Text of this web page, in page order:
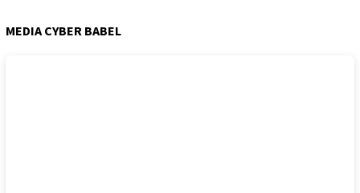
MEDIA CYBER BABEL